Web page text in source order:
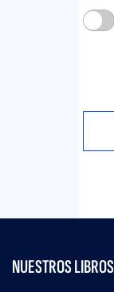
NUESTROS LIBROS